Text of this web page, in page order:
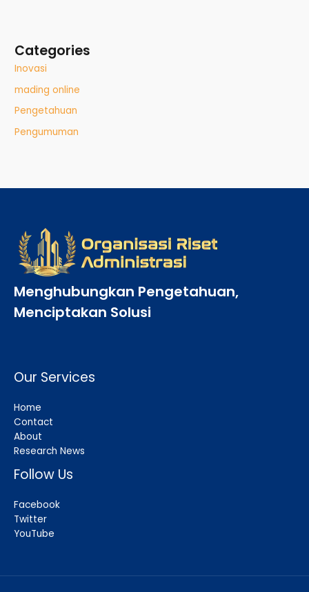
Categories
Inovasi
mading online
Pengetahuan
Pengumuman
Menghubungkan Pengetahuan,
Menciptakan Solusi
Our Services
Home
Contact
About
Research News
Follow Us
Facebook
Twitter
YouTube